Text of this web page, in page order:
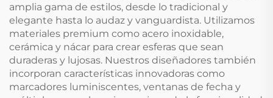
amplia gama de estilos, desde lo tradicional y
elegante hasta lo audaz y vanguardista. Utilizamos
materiales premium como acero inoxidable,
cerámica y nácar para crear esferas que sean
duraderas y lujosas. Nuestros diseñadores también
incorporan características innovadoras como
marcadores luminiscentes, ventanas de fecha y